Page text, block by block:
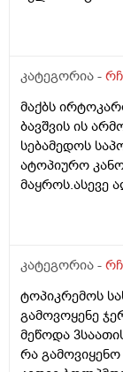
კატეგორია -
მაქბს
ბავშვის ის
სებამედოს
ატოპიურო
მაყროს.ასევე
კატეგორია -
ტოპიკრემოს
გამოვოყენე
მეწოდა
რა